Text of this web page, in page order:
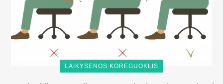
LAIKYSENOS KOREGUOKLIS